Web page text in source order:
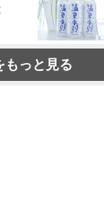
もっと見る